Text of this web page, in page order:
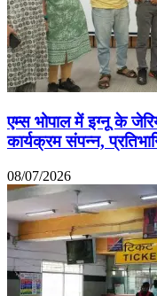
एम्स भोपाल में इग्नू के
कार्यक्रम संपन्न,
08/07/2026